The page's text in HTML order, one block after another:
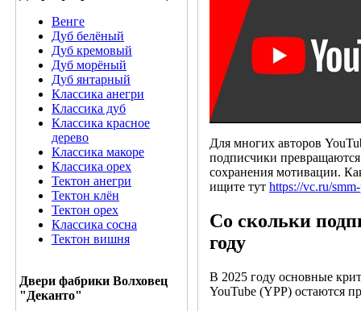
Венге
Дуб белёный
Дуб кремовый
Дуб морёный
Дуб янтарный
Классика анегри
Классика дуб
Классика красное
дерево
Классика макоре
Классика орех
Тектон анегри
Тектон клён
Тектон орех
Классика сосна
Тектон вишня
Двери фабрики Волховец
"Деканто"
Для многих авторов
подписчики превращаются
сохранения мотивации.
ищите тут https://vc.ru/
Со скольки
году
В 2025 году основные
YouTube (YPP) остаются